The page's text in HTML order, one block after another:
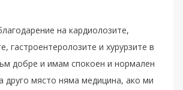
на кардиолозите,
гастроентеролозите и хурурзите в
добре и имам спокоен и нормален
друго място няма медицина, ако ми